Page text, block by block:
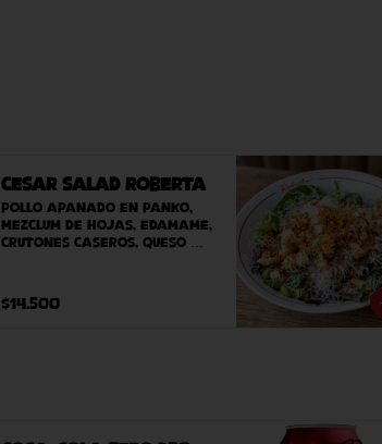
Cesar Salad Roberta
Pollo apanado en panko,
mezclum de hojas, edamame,
crutones caseros, queso
de manzana.
$14.500